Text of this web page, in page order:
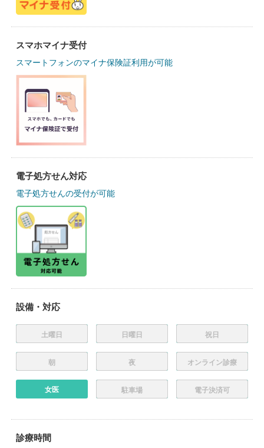
スマホマイナ受付
スマートフォンのマイナ保険証利用が可能
電子処方せん対応
電子処方せんの受付が可能
設備・対応
土曜日 日曜日 祝日
朝 夜 オンライン診療
女医 駐車場 電子決済可
診療時間